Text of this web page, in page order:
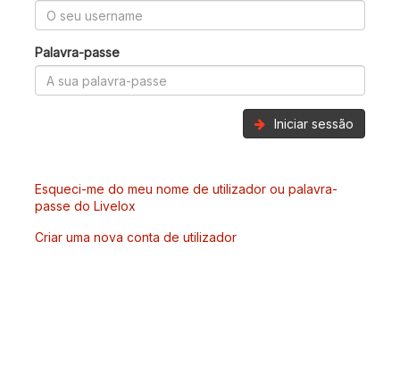
Palavra-passe
Iniciar sessão
Esqueci-me do meu nome de utilizador ou palavra-
passe do Livelox
Criar uma nova conta de utilizador